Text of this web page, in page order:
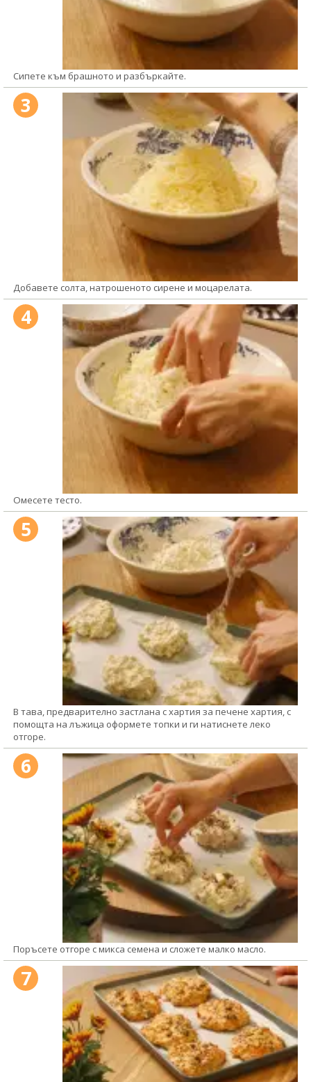
Сипете към брашното и разбъркайте.
3
Добавете солта, натрошеното сирене и моцарелата.
4
Омесете тесто.
5
В тава, предварително застлана с хартия за печене хартия, с
помощта на лъжица оформете топки и ги натиснете леко
отгоре.
6
Поръсете отгоре с микса семена и сложете малко масло.
7